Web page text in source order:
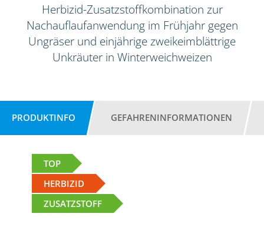
Herbizid-Zusatzstoffkombination zur
Nachauflaufanwendung im Frühjahr gegen
Ungräser und einjährige zweikeimblättrige
Unkräuter in Winterweichweizen
PRODUKTINFO GEFAHRENINFORMATIONEN
TOP
HERBIZID
ZUSATZSTOFF